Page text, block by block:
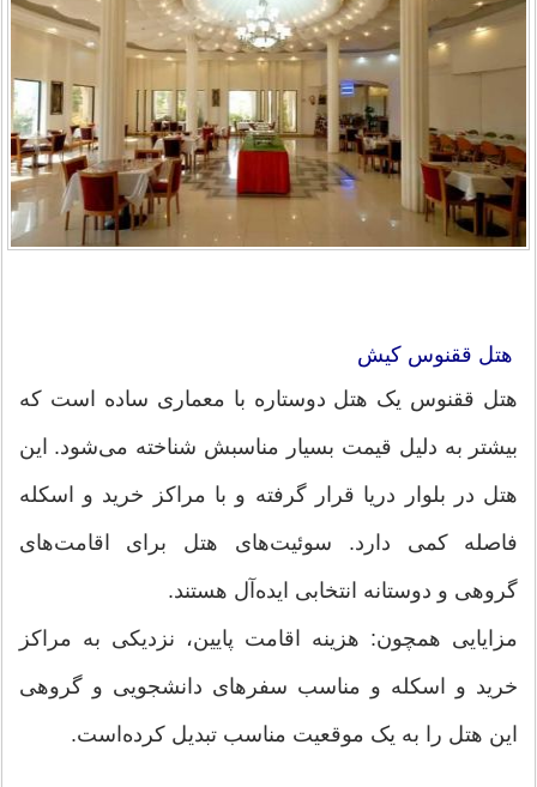
هتل ققنوس کیش
هتل ققنوس یک هتل دو‌ستاره با معماری ساده است که
بیشتر به دلیل قیمت بسیار مناسبش شناخته می‌شود. این
هتل در بلوار دریا قرار گرفته و با مراکز خرید و اسکله
فاصله کمی دارد. سوئیت‌های هتل برای اقامت‌های
گروهی و دوستانه انتخابی ایده‌آل هستند.
مزایایی همچون: هزینه اقامت پایین، نزدیکی به مراکز
خرید و اسکله و مناسب سفرهای دانشجویی و گروهی
این هتل را به یک موقعیت مناسب تبدیل کرده‌است.